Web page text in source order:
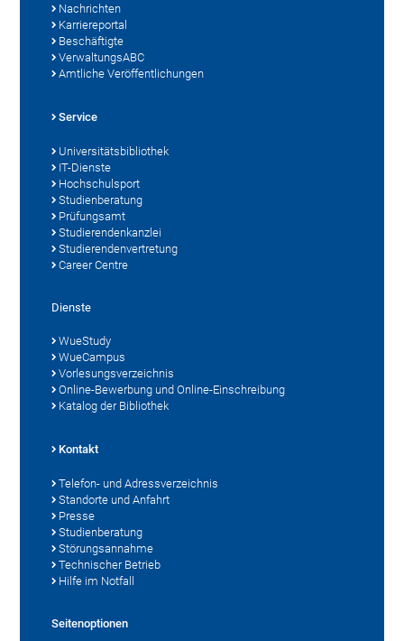
Nachrichten
Karriereportal
Beschäftigte
VerwaltungsABC
Amtliche Veröffentlichungen
Service
Universitätsbibliothek
IT-Dienste
Hochschulsport
Studienberatung
Prüfungsamt
Studierendenkanzlei
Studierendenvertretung
Career Centre
Dienste
WueStudy
WueCampus
Vorlesungsverzeichnis
Online-Bewerbung und Online-Einschreibung
Katalog der Bibliothek
Kontakt
Telefon- und Adressverzeichnis
Standorte und Anfahrt
Presse
Studienberatung
Störungsannahme
Technischer Betrieb
Hilfe im Notfall
Seitenoptionen